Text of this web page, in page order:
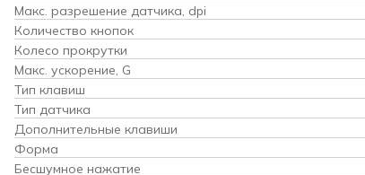
Макс. разрешение датчика, dpi
Количество кнопок
Колесо прокрутки
Макс. ускорение, G
Тип клавиш
Тип датчика
Дополнительные клавиши
Форма
Бесшумное нажатие